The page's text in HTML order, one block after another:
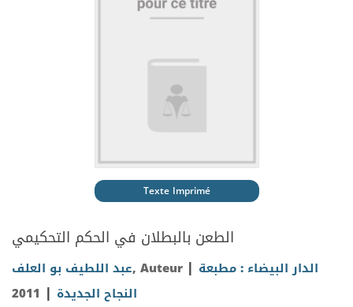
Texte Imprimé
الطعن بالبطلان في الحكم التحكيمي
عبد اللطيف بو العلف, Auteur | الدار البيضاء : مطبعة
النجاح الجديدة |
2011